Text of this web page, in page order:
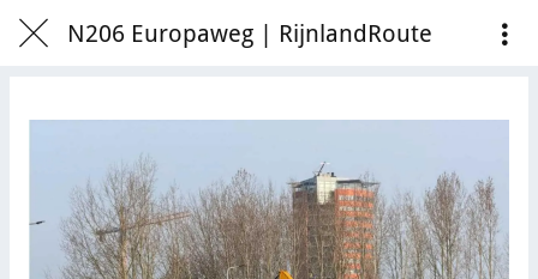
N206 Europaweg | RijnlandRoute